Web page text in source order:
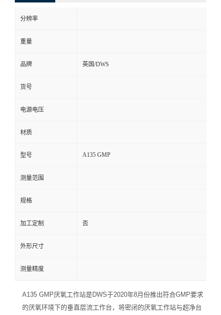
分辨率
重量
品牌 英国/DWS
货号
电源电压
材质
型号 A135 GMP
测量范围
规格
加工定制 否
外形尺寸
测量精度
A135 GMP厌氧工作站是DWS于2020年8月份推出符合GMP要求
的厌氧环境下的垂直层流工作台，将密闭的厌氧工作站与超净台